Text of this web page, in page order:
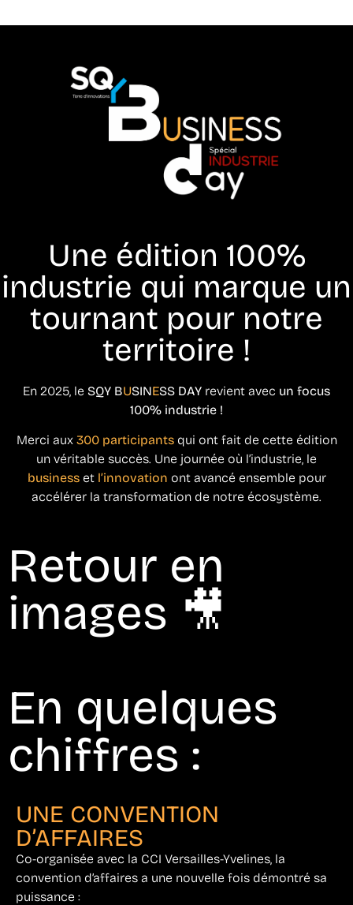
Une édition 100%
industrie qui marque un
tournant pour notre
territoire !
En 2025, le SQY BUSINESS DAY revient avec un focus
100% industrie !
Merci aux 300 participantsqui ont fait de cette édition
un véritable succès. Une journée où l’industrie, le
businesset l’innovation ont avancé ensemble pour
accélérer la transformation de notre écosystème.
Retour en
images 🎥
En quelques
chiffres :
UNE CONVENTION
D’AFFAIRES
Co-organisée avec la CCI Versailles-Yvelines, la
convention d’affaires a une nouvelle fois démontré sa
puissance :